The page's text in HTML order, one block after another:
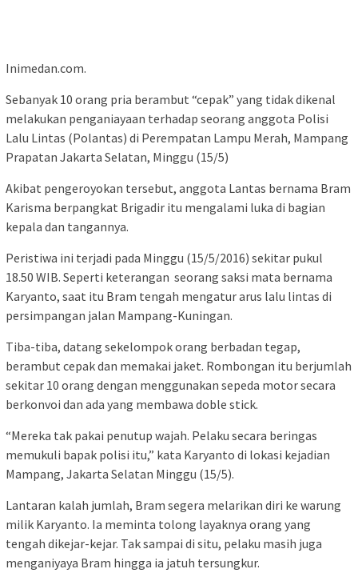
Inimedan.com.
Sebanyak 10 orang pria berambut “cepak” yang tidak dikenal
melakukan penganiayaan terhadap seorang anggota Polisi
Lalu Lintas (Polantas) di Perempatan Lampu Merah, Mampang
Prapatan Jakarta Selatan, Minggu (15/5)
Akibat pengeroyokan tersebut, anggota Lantas bernama Bram
Karisma berpangkat Brigadir itu mengalami luka di bagian
kepala dan tangannya.
Peristiwa ini terjadi pada Minggu (15/5/2016) sekitar pukul
18.50 WIB. Seperti keterangan seorang saksi mata bernama
Karyanto, saat itu Bram tengah mengatur arus lalu lintas di
persimpangan jalan Mampang-Kuningan.
Tiba-tiba, datang sekelompok orang berbadan tegap,
berambut cepak dan memakai jaket. Rombongan itu berjumlah
sekitar 10 orang dengan menggunakan sepeda motor secara
berkonvoi dan ada yang membawa doble stick.
“Mereka tak pakai penutup wajah. Pelaku secara beringas
memukuli bapak polisi itu,” kata Karyanto di lokasi kejadian
Mampang, Jakarta Selatan Minggu (15/5).
Lantaran kalah jumlah, Bram segera melarikan diri ke warung
milik Karyanto. Ia meminta tolong layaknya orang yang
tengah dikejar-kejar. Tak sampai di situ, pelaku masih juga
menganiyaya Bram hingga ia jatuh tersungkur.